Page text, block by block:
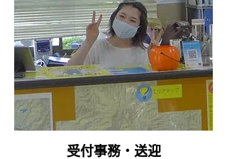
​受付事務・送迎